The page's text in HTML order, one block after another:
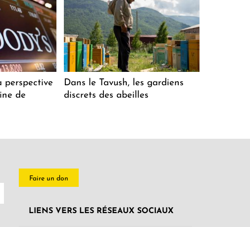
perspective
de
Dans le Tavush, les gardiens
discrets des abeilles
Faire un don
LIENS VERS LES RÉSEAUX SOCIAUX